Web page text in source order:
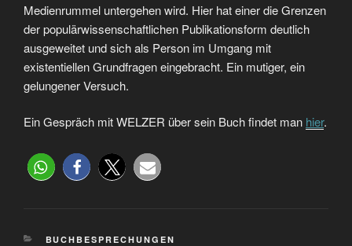
Medienrummel untergehen wird. Hier hat einer die Grenzen
der populärwissenschaftlichen Publikationsform deutlich
ausgeweitet und sich als Person im Umgang mit
existentiellen Grundfragen eingebracht. Ein mutiger, ein
gelungener Versuch.
Ein Gespräch mit WELZER über sein Buch findet man hier.
BUCHBESPRECHUNGEN